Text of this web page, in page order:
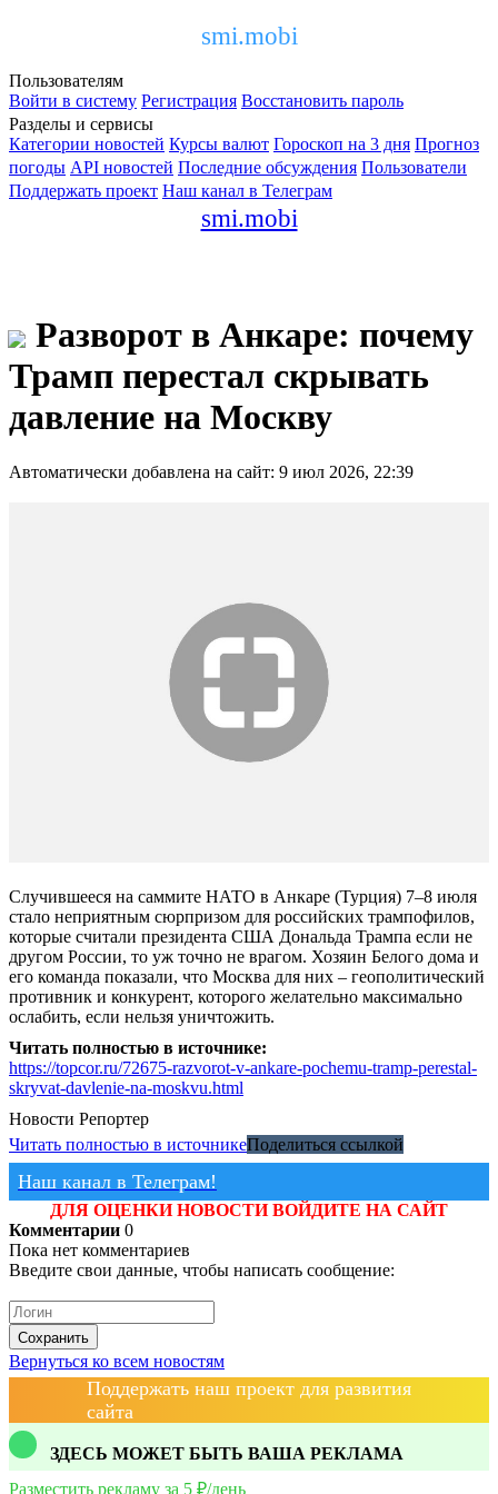
smi.mobi
Пользователям
Войти в систему Регистрация Восстановить пароль
Разделы и сервисы
Категории новостей Курсы валют Гороскоп на 3 дня Прогноз
погоды API новостей Последние обсуждения Пользователи
Поддержать проект Наш канал в Телеграм
smi.mobi
Разворот в Анкаре: почему
Трамп перестал скрывать
давление на Москву
Автоматически добавлена на сайт: 9 июл 2026, 22:39
Случившееся на саммите НАТО в Анкаре (Турция) 7–8 июля
стало неприятным сюрпризом для российских трампофилов,
которые считали президента США Дональда Трампа если не
другом России, то уж точно не врагом. Хозяин Белого дома и
его команда показали, что Москва для них – геополитический
противник и конкурент, которого желательно максимально
ослабить, если нельзя уничтожить.
Читать полностью в источнике:
https://topcor.ru/72675-razvorot-v-ankare-pochemu-tramp-perestal-
skryvat-davlenie-na-moskvu.html
Новости Репортер
Читать полностью в источникеПоделиться ссылкой
Наш канал в Телеграм!
ДЛЯ ОЦЕНКИ НОВОСТИ ВОЙДИТЕ НА САЙТ
Комментарии 0
Пока нет комментариев
Введите свои данные, чтобы написать сообщение:
Сохранить
Вернуться ко всем новостям
Поддержать наш проект для развития
сайта
ЗДЕСЬ МОЖЕТ БЫТЬ ВАША РЕКЛАМА
Разместить рекламу за 5 ₽/день